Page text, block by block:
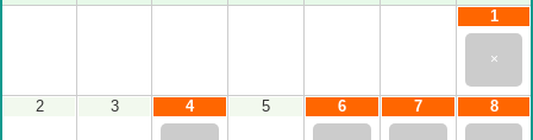
1
×
2 3 4 5 6 7 8